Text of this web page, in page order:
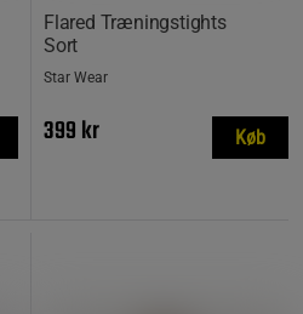
Flared Træningstights
Sort
Star Wear
399 kr Køb